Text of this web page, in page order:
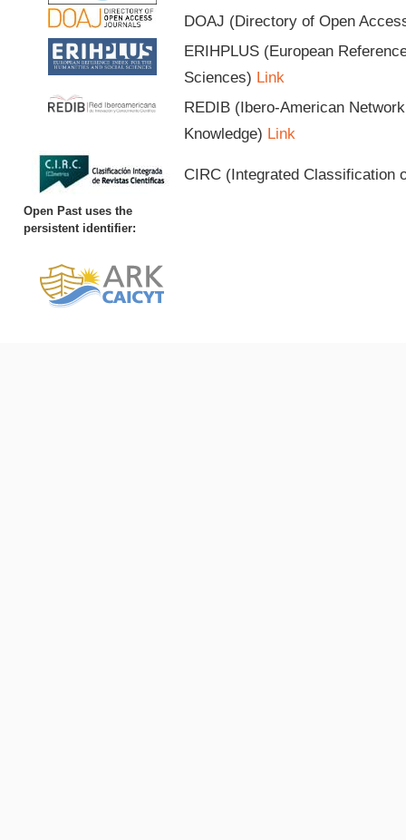
DOAJ (Directory of Open
ERIHPLUS (European
Sciences) Link
REDIB (Ibero-American
Knowledge) Link
CIRC (Integrated Classification
Open Past uses the
persistent identifier: